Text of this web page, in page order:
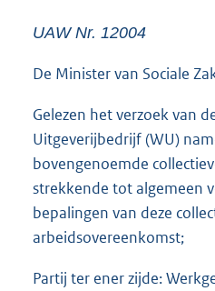
UAW Nr. 12004
De Minister van Sociale
Gelezen het verzoek van
Uitgeverijbedrijf (WU)
bovengenoemde
strekkende tot algemeen
bepalingen van deze
arbeidsovereenkomst;
Partij ter ener zijde: